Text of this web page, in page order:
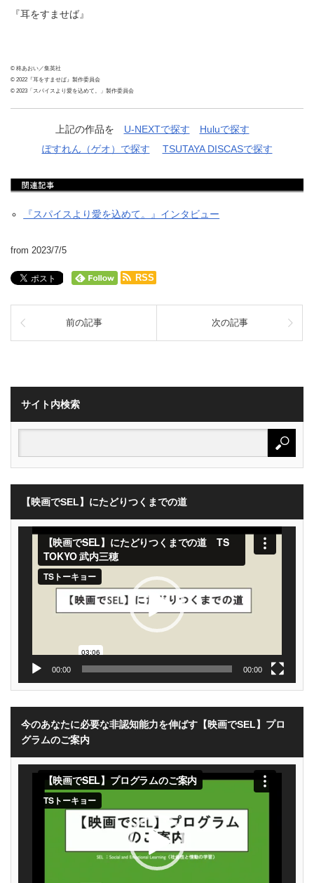
『耳をすませば』
© 柊あおい／集英社
© 2022『耳をすませば』製作委員会
© 2023「スパイスより愛を込めて。」製作委員会
上記の作品を U-NEXTで探す
Huluで探す
ぽすれん（ゲオ）で探す
TSUTAYA DISCASで探す
『スパイスより愛を込めて。』インタビュー
from 2023/7/5
RSS
前の記事 次の記事
サイト内検索
【映画でSEL】にたどりつくまでの道
00:00 00:00
今のあなたに必要な非認知能力を伸ばす【映画でSEL】プロ
グラムのご案内
動